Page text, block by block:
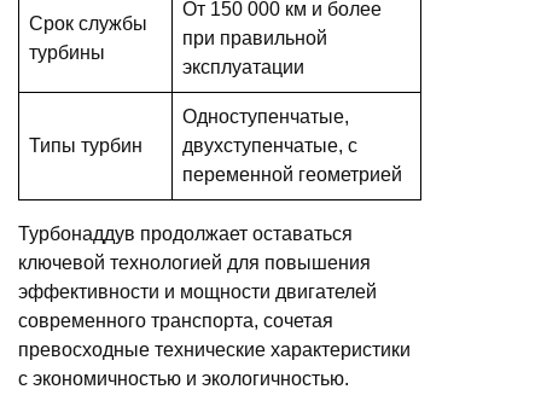
Срок службы
турбины
От 150 000 км и более
при правильной
эксплуатации
Типы турбин
Одноступенчатые,
двухступенчатые, с
переменной геометрией
Турбонаддув продолжает оставаться
ключевой технологией для повышения
эффективности и мощности двигателей
современного транспорта, сочетая
превосходные технические характеристики
с экономичностью и экологичностью.